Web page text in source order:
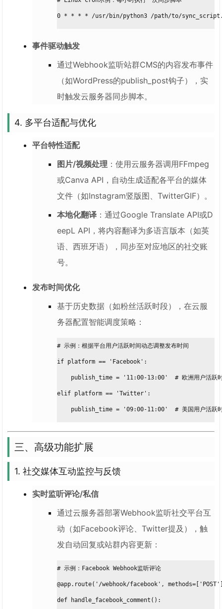
0 * * * * /usr/bin/python3 /path/to/
事件驱动触发
通过Webhook监听站群CMS的内容发布事件
（如WordPress的publish_post钩子），实
时触发云服务器同步脚本。
4. 多平台适配与优化
平台特性适配
图片/视频处理 ：使用云服务器调用FFmpeg
或Canva API，自动生成适配各平台的媒体
文件（如Instagram竖版图、TwitterGIF）。
本地化翻译 ：通过Google Translate API或D
eepL API，将内容翻译为多语言版本（如英
语、西班牙语），同步至对应地区的社交账
号。
发布时间优化
基于历史数据（如粉丝活跃时段），在云服
务器配置智能调度策略：
# 示例：根据平台用户活跃时间动态调整发布时间
if platform == 'Facebook':
publish_time = '11:00-13:00'  # 欧洲用户活跃
elif platform == 'Twitter':
publish_time = '09:00-11:00'  # 美国用户活跃
三、高级功能扩展
1. 社交媒体互动监控与反馈
实时监听评论/私信
通过云服务器部署Webhook监听社交平台互
动（如Facebook评论、Twitter提及），触
发自动回复或站群内容更新：
# 示例：Facebook Webhook监听评论
@app.route('/webhook/facebook',
def handle_facebook_comment():